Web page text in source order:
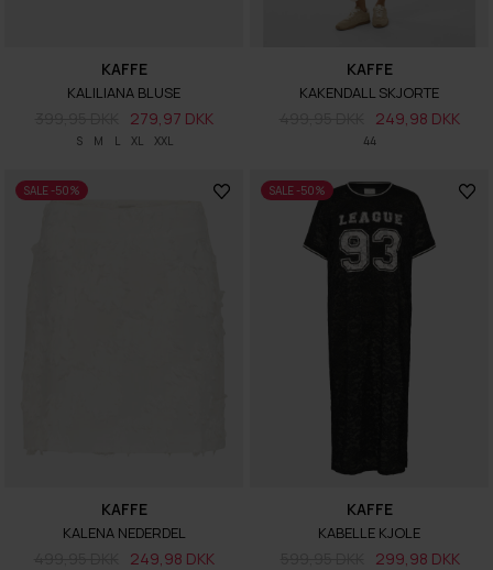
S M L XL XXL
KAFFE
KALILIANA BLUSE
279,97 DKK
44
KAFFE
KAKENDALL SKJORTE
249,98 DKK
SALE -50%
KAFFE
KALENA NEDERDEL
249,98 DKK
SALE -50%
KAFFE
KABELLE KJOLE
299,98 DKK